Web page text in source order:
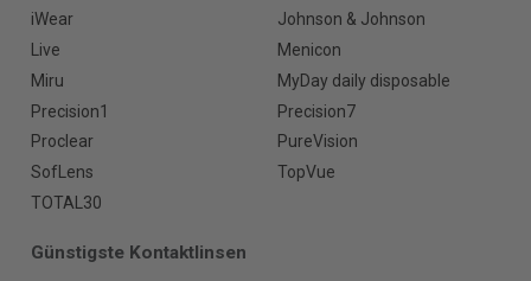
iWear
Johnson & Johnson
Live
Menicon
Miru
MyDay daily disposable
Precision1
Precision7
Proclear
PureVision
SofLens
TopVue
TOTAL30
Günstigste Kontaktlinsen